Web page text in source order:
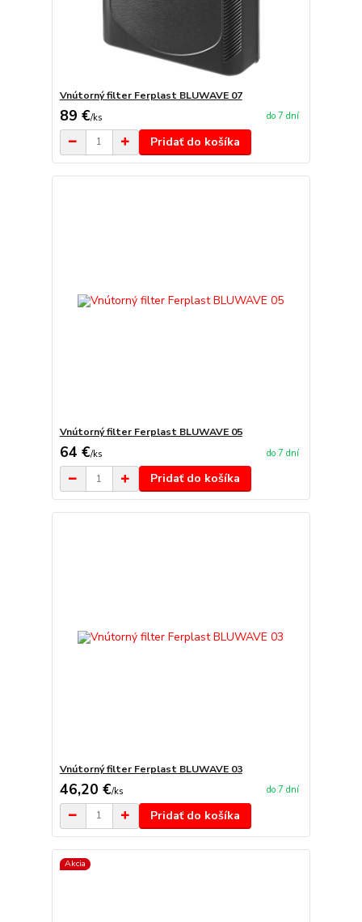
Vnútorný filter Ferplast BLUWAVE 07
89 €/ks do 7 dní
Pridať do košíka
Vnútorný filter Ferplast BLUWAVE 05
64 €/ks do 7 dní
Pridať do košíka
Vnútorný filter Ferplast BLUWAVE 03
46,20 €/ks do 7 dní
Pridať do košíka
Akcia